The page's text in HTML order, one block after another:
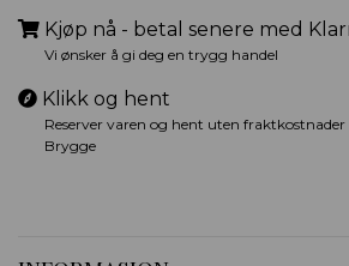
Kjøp nå - betal senere med
Vi ønsker å gi deg en trygg handel
Klikk og hent
Reserver varen og hent uten fraktkostnader
Brygge